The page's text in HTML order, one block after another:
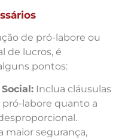
de pró-labore ou
de lucros, é
pontos:
Inclua cláusulas
labore quanto a
maior segurança,